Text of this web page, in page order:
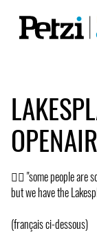
❤️‍🔥 "some people are
but we have the
(français ci-dessous)